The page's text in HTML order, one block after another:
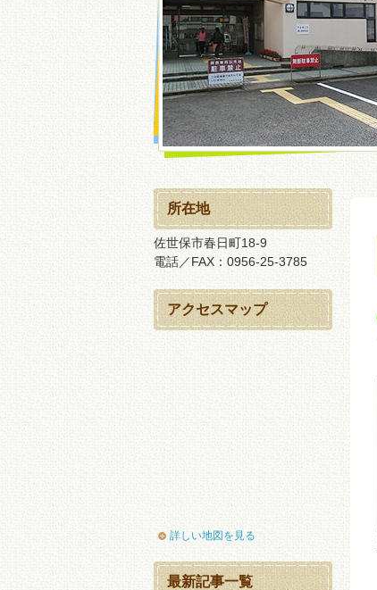
所在地
佐世保市春日町18-9
電話／FAX：0956-25-3785
アクセスマップ
詳しい地図を見る
最新記事一覧